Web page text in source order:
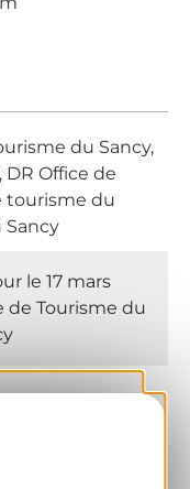
du Sancy,
Office de
tourisme du
Sancy
le 17 mars
de Tourisme du